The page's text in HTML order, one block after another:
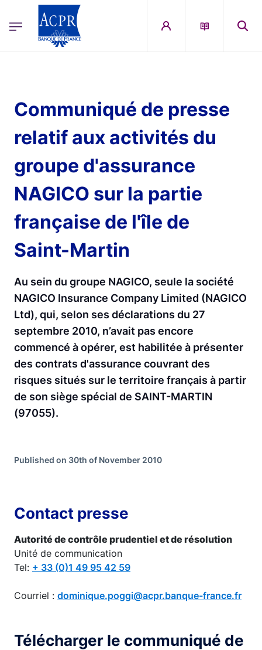
ACPR Menu Principal (English)
Communiqué de presse
relatif aux activités du
groupe d'assurance
NAGICO sur la partie
française de l'île de
Saint-Martin
Au sein du groupe NAGICO, seule la société
NAGICO Insurance Company Limited (NAGICO
Ltd), qui, selon ses déclarations du 27
septembre 2010, n’avait pas encore
commencé à opérer, est habilitée à présenter
des contrats d'assurance couvrant des
risques situés sur le territoire français à partir
de son siège spécial de SAINT-MARTIN
(97055).
Published on 30th of November 2010
Contact presse
Autorité de contrôle prudentiel et de résolution
Unité de communication
Tel: + 33 (0)1 49 95 42 59
Courriel : dominique.poggi@acpr.banque-france.fr
Télécharger le communiqué de